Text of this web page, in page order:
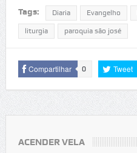
Tags: Diaria Evangelho
liturgia paroquia são josé
Compartilhar 0 Tweet
ACENDER VELA